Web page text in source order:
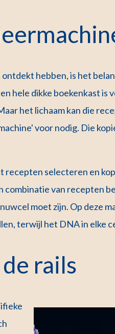
hebben, is het
hele dikke boekenkast is
het lichaam kan die
voor nodig. Die
recepten selecteren en
van recepten
moet zijn. Op deze
terwijl het DNA in elke
rails